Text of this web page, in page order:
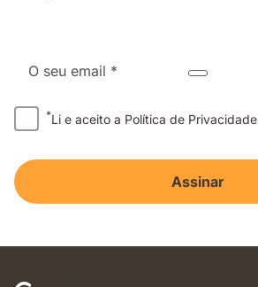
O seu email *
*Li e aceito a Política de
Assinar